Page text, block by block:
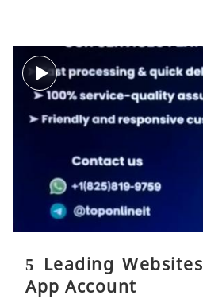
5 Leading
App Account